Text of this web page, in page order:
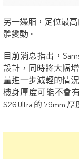
另一邊廂，定位最高
體變動。
目前消息指出，
設計，同時將大幅
量進一步減輕的情
機身厚度可能不會
S26 Ultra 的 7.9mm 厚